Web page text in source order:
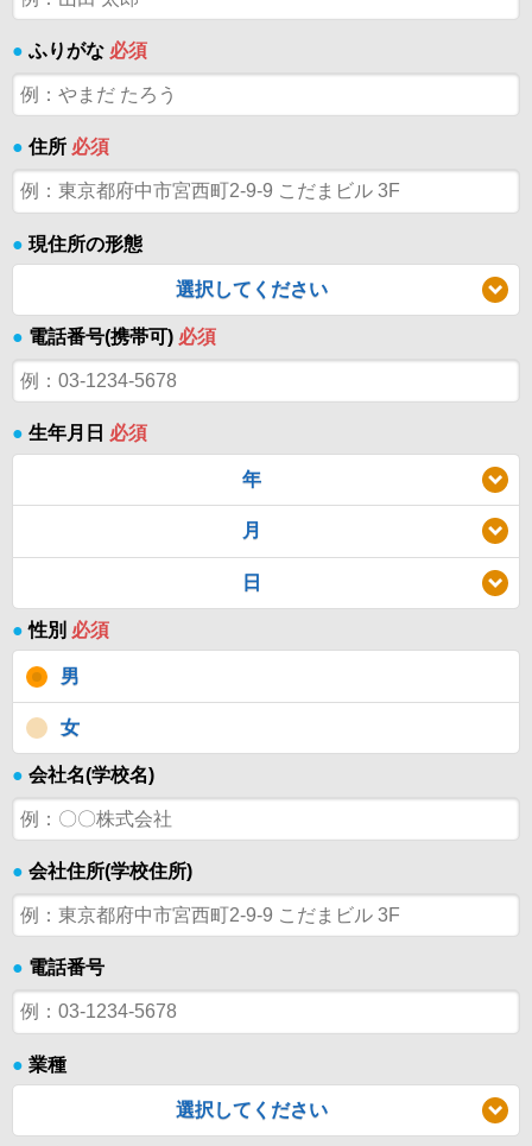
● ふりがな 必須
● 住所 必須
● 現住所の形態
選択してください
● 電話番号(携帯可) 必須
● 生年月日 必須
年
月
日
● 性別 必須
男
女
● 会社名(学校名)
● 会社住所(学校住所)
● 電話番号
● 業種
選択してください